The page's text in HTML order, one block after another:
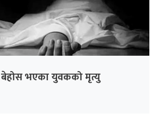
बेहोस भएका युवकको मृत्यु